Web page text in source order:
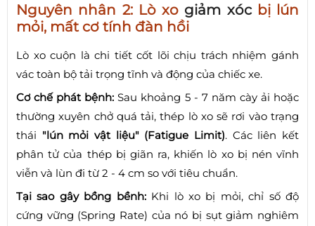
Nguyên nhân 2: Lò xo giảm xócbị lún
mỏi, mất cơ tính đàn hồi
Lò xo cuộn là chi tiết cốt lõi chịu trách nhiệm gánh
vác toàn bộ tải trọng tĩnh và động của chiếc xe.
Cơ chế phát bệnh: Sau khoảng 5 - 7 năm cày ải hoặc
thường xuyên chở quá tải, thép lò xo sẽ rơi vào trạng
thái "lún mỏi vật liệu" (Fatigue Limit). Các liên kết
phân tử của thép bị giãn ra, khiến lò xo bị nén vĩnh
viễn và lùn đi từ 2 - 4 cm so với tiêu chuẩn.
Tại sao gây bồng bềnh:Khi lò xo bị mỏi, chỉ số độ
cứng vững (Spring Rate) của nó bị sụt giảm nghiêm